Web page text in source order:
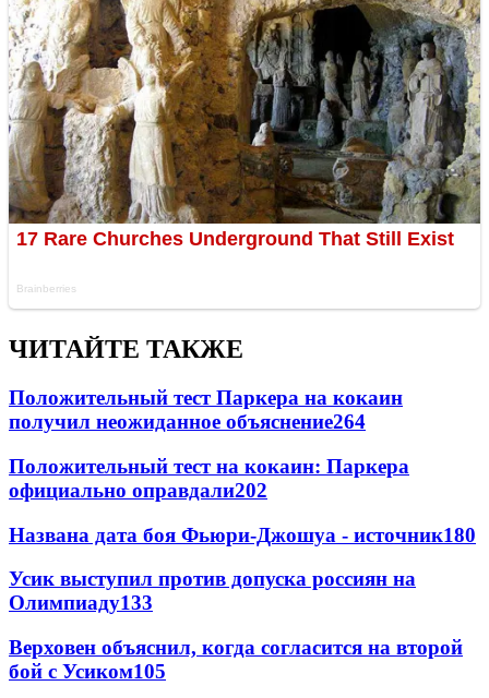
ЧИТАЙТЕ ТАКЖЕ
Положительный тест Паркера на кокаин
получил неожиданное объяснение264
Положительный тест на кокаин: Паркера
официально оправдали202
Названа дата боя Фьюри-Джошуа - источник180
Усик выступил против допуска россиян на
Олимпиаду133
Верховен объяснил, когда согласится на второй
бой с Усиком105